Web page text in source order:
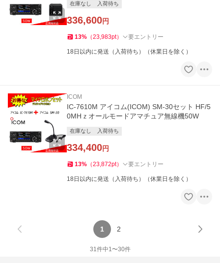
在庫なし 入荷待ち
336,600円
13% （23,983pt） 要エントリー
18日以内に発送（入荷待ち）（休業日を除く）
ICOM
IC-7610M アイコム(ICOM) SM-30セット HF/5
0MHｚオールモードアマチュア無線機50W
在庫なし 入荷待ち
334,400円
13% （23,872pt） 要エントリー
18日以内に発送（入荷待ち）（休業日を除く）
1 2
31件中1〜30件